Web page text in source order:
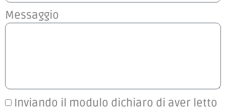
Messaggio
Inviando il modulo dichiaro di aver letto